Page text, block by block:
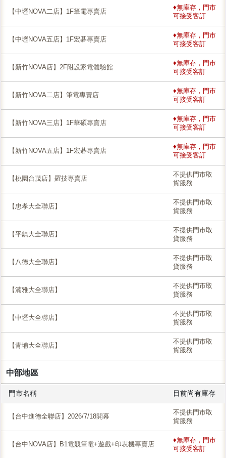
【中壢NOVA二店】1F筆電專賣店
♦無庫存，門市
可接受客訂
【中壢NOVA五店】1F宏碁專賣店
♦無庫存，門市
可接受客訂
【新竹NOVA店】2F附設家電體驗館
♦無庫存，門市
可接受客訂
【新竹NOVA二店】筆電專賣店
♦無庫存，門市
可接受客訂
【新竹NOVA三店】1F華碩專賣店
♦無庫存，門市
可接受客訂
【新竹NOVA五店】1F宏碁專賣店
♦無庫存，門市
可接受客訂
【桃園台茂店】羅技專賣店
不提供門市取
貨服務
【忠孝大全聯店】
不提供門市取
貨服務
【平鎮大全聯店】
不提供門市取
貨服務
【八德大全聯店】
不提供門市取
貨服務
【湳雅大全聯店】
不提供門市取
貨服務
【中壢大全聯店】
不提供門市取
貨服務
【青埔大全聯店】
不提供門市取
貨服務
中部地區
門市名稱 目前尚有庫存
【台中進德全聯店】2026/7/18開幕
不提供門市取
貨服務
【台中NOVA店】B1電競筆電+遊戲+印表機專賣店
♦無庫存，門市
可接受客訂